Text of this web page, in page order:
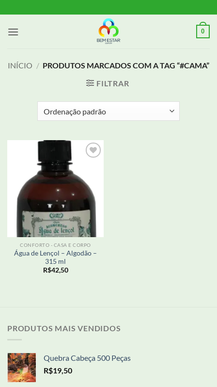
to
content
0
INÍCIO / PRODUTOS MARCADOS COM A TAG “#CAMA”
FILTRAR
desejos
CONFORTO - CASA E CORPO
Água de Lençol – Algodão –
315 ml
R$42,50
PRODUTOS MAIS VENDIDOS
Quebra Cabeça 500 Peças
R$19,50